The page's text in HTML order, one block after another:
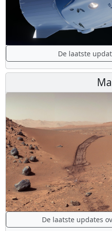
De laatste
De laatste updates